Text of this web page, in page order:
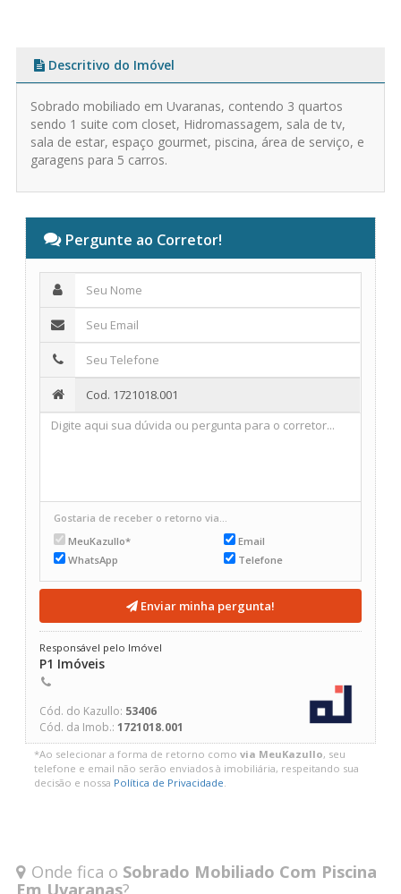
Descritivo do Imóvel
Sobrado mobiliado em Uvaranas, contendo 3 quartos
sendo 1 suite com closet, Hidromassagem, sala de tv,
sala de estar, espaço gourmet, piscina, área de serviço, e
garagens para 5 carros.
Pergunte ao Corretor!
Gostaria de receber o retorno via...
MeuKazullo*
Email
WhatsApp
Telefone
Enviar minha pergunta!
Responsável pelo Imóvel
P1 Imóveis
Cód. do Kazullo: 53406
Cód. da Imob.: 1721018.001
*Ao selecionar a forma de retorno comovia MeuKazullo, seu
telefone e email não serão enviados à imobiliária, respeitando sua
decisão e nossa Política de Privacidade.
Onde fica o Sobrado Mobiliado Com Piscina